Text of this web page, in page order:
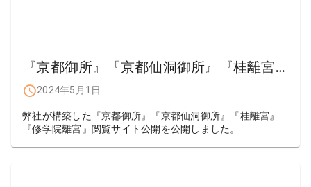
『京都御所』『京都仙洞御所』『桂離宮』『修学院離宮』サイト公開
2024年5月1日
弊社が構築した『京都御所』『京都仙洞御所』『桂離宮』
『修学院離宮』閲覧サイト公開を公開しました。